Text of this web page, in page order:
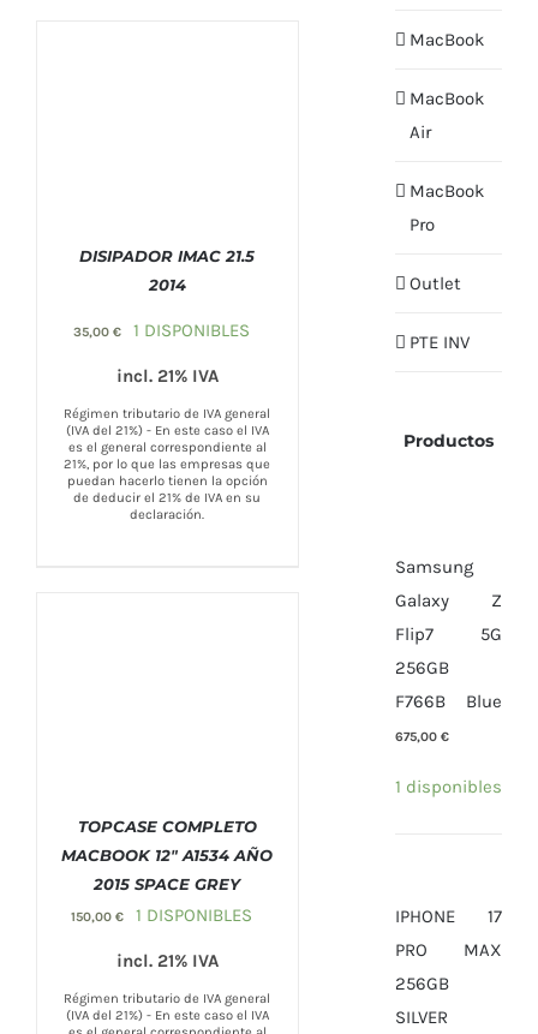
DISIPADOR IMAC 21.5
2014
35,00 € 1 DISPONIBLES
incl. 21% IVA
Régimen tributario de IVA general
(IVA del 21%) - En este caso el IVA
es el general correspondiente al
21%, por lo que las empresas que
puedan hacerlo tienen la opción
de deducir el 21% de IVA en su
declaración.
COMPRAR / DETALLES
TOPCASE COMPLETO
MACBOOK 12″ A1534 AÑO
2015 SPACE GREY
150,00 € 1 DISPONIBLES
incl. 21% IVA
Régimen tributario de IVA general
(IVA del 21%) - En este caso el IVA
MacBook
MacBook
Air
MacBook
Pro
Outlet
PTE INV
Productos
Samsung
Galaxy Z
Flip7 5G
256GB
F766B Blue
675,00 €
1 disponibles
IPHONE 17
PRO MAX
256GB
SILVER